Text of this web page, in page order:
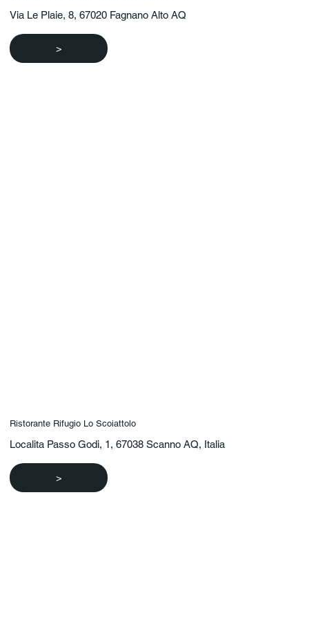
Via Le Plaie, 8, 67020 Fagnano Alto AQ
>
Ristorante Rifugio Lo Scoiattolo
Localita Passo Godi, 1, 67038 Scanno AQ, Italia
>